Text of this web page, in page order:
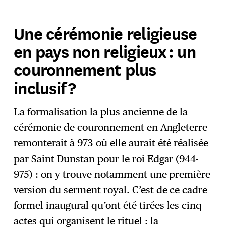
Une cérémonie religieuse
en pays non religieux : un
couronnement plus
inclusif ?
La formalisation la plus ancienne de la
cérémonie de couronnement en Angleterre
remonterait à 973 où elle aurait été réalisée
par Saint Dunstan pour le roi Edgar (944-
975) : on y trouve notamment une première
version du serment royal. C’est de ce cadre
formel inaugural qu’ont été tirées les cinq
actes qui organisent le rituel : la